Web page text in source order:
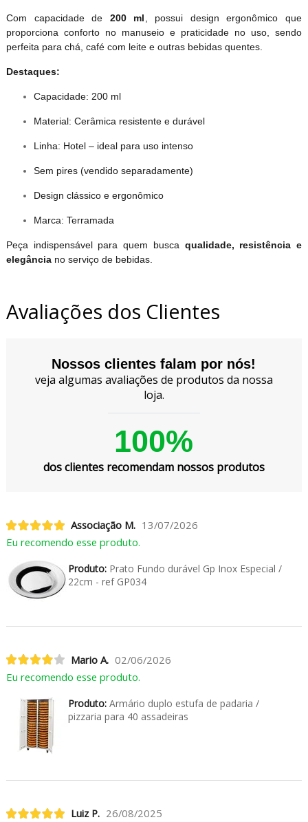
Com capacidade de 200 ml , possui design ergonômico que
proporciona conforto no manuseio e praticidade no uso, sendo
perfeita para chá, café com leite e outras bebidas quentes.
Destaques:
Capacidade: 200 ml
Material: Cerâmica resistente e durável
Linha: Hotel – ideal para uso intenso
Sem pires (vendido separadamente)
Design clássico e ergonômico
Marca: Terramada
Peça indispensável para quem busca qualidade, resistência e
elegânciano serviço de bebidas.
Avaliações dos Clientes
Nossos clientes falam por nós!
veja algumas avaliações de produtos da nossa
loja.
100%
dos clientes recomendam nossos produtos
Associação M. 13/07/2026
Eu recomendo esse produto.
Produto:Prato Fundo durável Gp Inox Especial /
22cm - ref GP034
Mario A. 02/06/2026
Eu recomendo esse produto.
Produto:Armário duplo estufa de padaria /
pizzaria para 40 assadeiras
Luiz P. 26/08/2025